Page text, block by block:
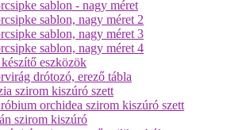
sablon - nagy méret
sablon, nagy méret 2
sablon, nagy méret 3
sablon, nagy méret 4
eszközök
drótozó, erező tábla
szirom kiszúró szett
orchidea szirom kiszúró szett
szirom kiszúró